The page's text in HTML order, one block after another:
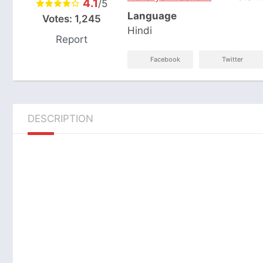
4.1/5
Votes: 1,245
Report
Language
Hindi
Facebook Twitter
DESCRIPTION